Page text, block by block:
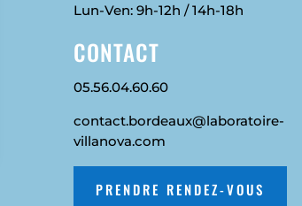
Lun-Ven: 9h-12h / 14h-18h
CONTACT
05.56.04.60.60
contact.bordeaux@laboratoire-
villanova.com
PRENDRE RENDEZ-VOUS